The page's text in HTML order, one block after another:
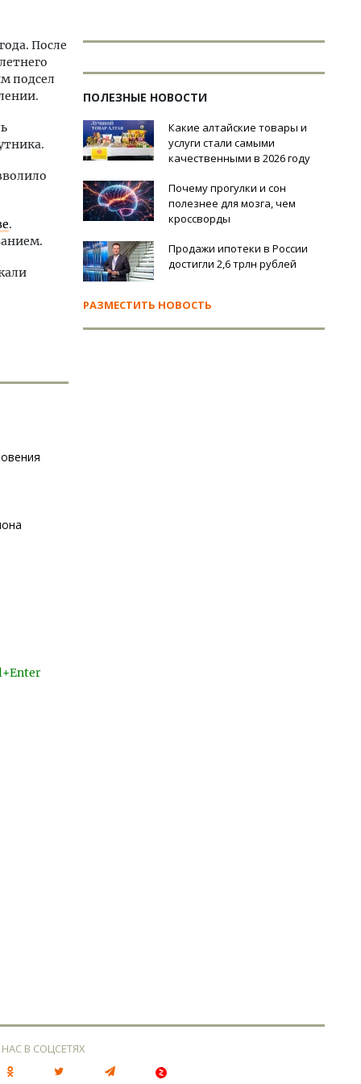
После
подсел
.
ПОЛЕЗНЫЕ НОВОСТИ
Какие алтайские товары и
услуги стали самыми
качественными в 2026 году
Почему прогулки и сон
полезнее для мозга, чем
кроссворды
Продажи ипотеки в России
достигли 2,6 трлн рублей
РАЗМЕСТИТЬ НОВОСТЬ
В СОЦСЕТЯХ